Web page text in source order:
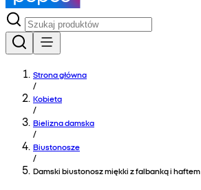
Strona główna
/
Kobieta
/
Bielizna damska
/
Biustonosze
/
Damski biustonosz miękki z falbanką i haftem